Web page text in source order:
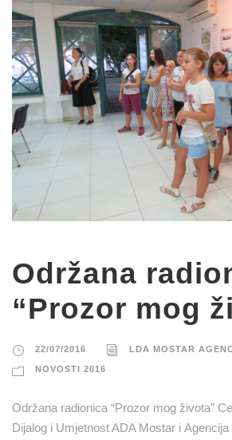
Održana
“Prozor mog
22/07/2016 LDA MOSTAR
NOVOSTI 2016
Održana radionica “Prozor mog života”
Dijalog i Umjetnost ADA Mostar i